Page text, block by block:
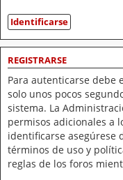
REGISTRARSE
Para autenticarse debe
solo unos pocos
sistema. La
permisos adicionales a
identificarse asegúrese
términos de uso y
reglas de los foros